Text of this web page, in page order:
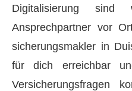
Digitalisierung sind
Ansprechpartner vor
sicherungs­makler in
für dich erreichbar
Versicherungsfragen